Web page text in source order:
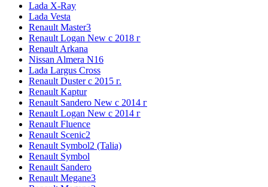
Lada X-Ray
Lada Vesta
Renault Master3
Renault Logan New с 2018 г
Renault Arkana
Nissan Almera N16
Lada Largus Cross
Renault Duster с 2015 г.
Renault Kaptur
Renault Sandero New с 2014 г
Renault Logan New с 2014 г
Renault Fluence
Renault Scenic2
Renault Symbol2 (Talia)
Renault Symbol
Renault Sandero
Renault Megane3